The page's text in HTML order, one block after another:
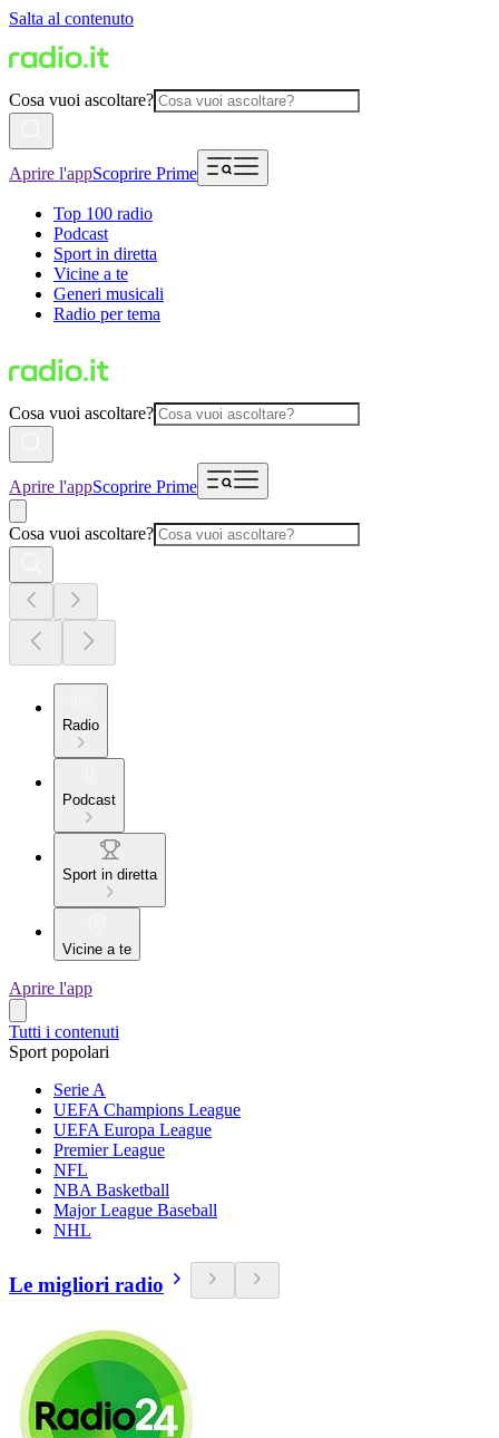
Salta al contenuto
Cosa vuoi ascoltare?
Aprire l'appScoprire Prime
Top 100 radio
Podcast
Sport in diretta
Vicine a te
Generi musicali
Radio per tema
Cosa vuoi ascoltare?
Aprire l'appScoprire Prime
Cosa vuoi ascoltare?
Radio
Podcast
Sport in diretta
Vicine a te
Aprire l'app
Tutti i contenuti
Sport popolari
Serie A
UEFA Champions League
UEFA Europa League
Premier League
NFL
NBA Basketball
Major League Baseball
NHL
Le migliori radio